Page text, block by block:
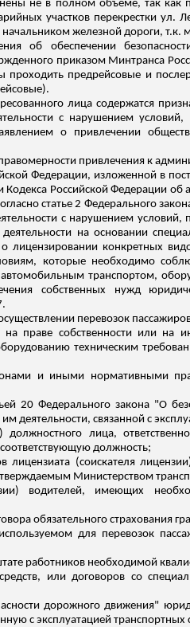
не в полном объеме, так как
участков перекрестки ул.
железной дороги,
об обеспечении
приказом Минтранса
проходить предрейсовые и
).
лица содержатся
с нарушением
о привлечении
привлечения к
Федерации, изложенной в
Российской Федерации
статье 2 Федерального
с нарушением
на основании
лицензировании конкретных
которые необходимо
транспортом,
собственных нужд
перевозок
праве собственности или на
техническим
и иными нормативными
20 Федерального закона "О
деятельности, связанной с
лица,
должность;
лицензиата (соискателя
Министерством
водителей, имеющих
обязательного страхования
для перевозок
работников необходимой
или договоров со
дорожного движения"
с эксплуатацией транспортных